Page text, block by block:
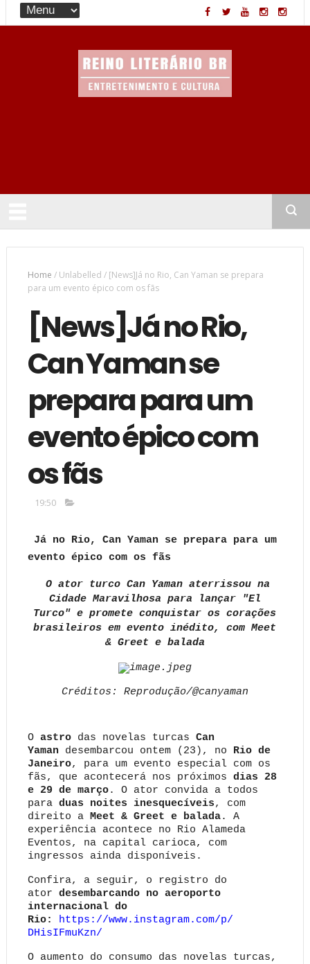
Home /Unlabelled / [News]Já no Rio, Can Yaman se prepara
para um evento épico com os fãs
[News]Já no Rio,
Can Yaman se
prepara para um
evento épico com
os fãs
19:50
Já no Rio, Can Yaman se prepara para um
evento épico com os fãs
O ator turco Can Yaman aterrissou na
Cidade Maravilhosa para lançar "El
Turco" e promete conquistar os corações
brasileiros em evento inédito, com Meet
& Greet e balada
Créditos: Reprodução/@canyaman
O astro das novelas turcas Can
Yaman desembarcou ontem (23), no Rio de
Janeiro, para um evento especial com os
fãs, que acontecerá nos próximos dias 28
e 29 de março. O ator convida a todos
para duas noites inesquecíveis, com
direito a Meet & Greet e balada. A
experiência acontece no Rio Alameda
Eventos, na capital carioca, com
ingressos ainda disponíveis.
Confira, a seguir, o registro do
ator desembarcando no aeroporto
internacional do
Rio: https://www.instagram.com/p/
DHisIFmuKzn/
O aumento do consumo das novelas turcas,